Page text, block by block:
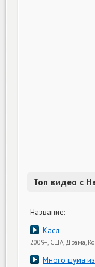
Топ видео с
Название:
Касл
2009+, США, Драма,
Много шума